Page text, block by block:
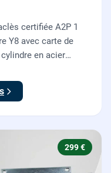
certifiée A2P 1
Y8 avec carte de
en acier
299 €